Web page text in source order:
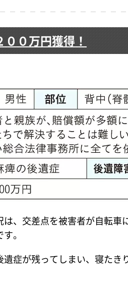
００万円獲得！
、交差点を被害者が自転車
。
症が残ってしまい、寝たき